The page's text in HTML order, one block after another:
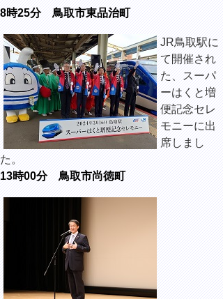
8時25分 鳥取市東品治町
JR鳥取駅に
て開催され
た、スーパ
ーはくと増
便記念セレ
モニーに出
席しまし
た。
13時00分 鳥取市尚徳町